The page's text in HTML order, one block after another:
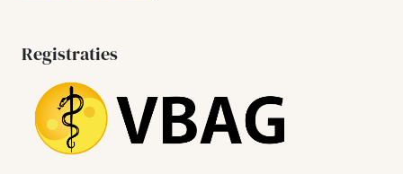
Registraties